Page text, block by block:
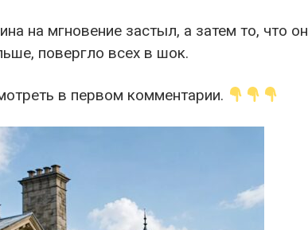
на мгновение застыл, а затем то, что он
повергло всех в шок.
в первом комментарии.